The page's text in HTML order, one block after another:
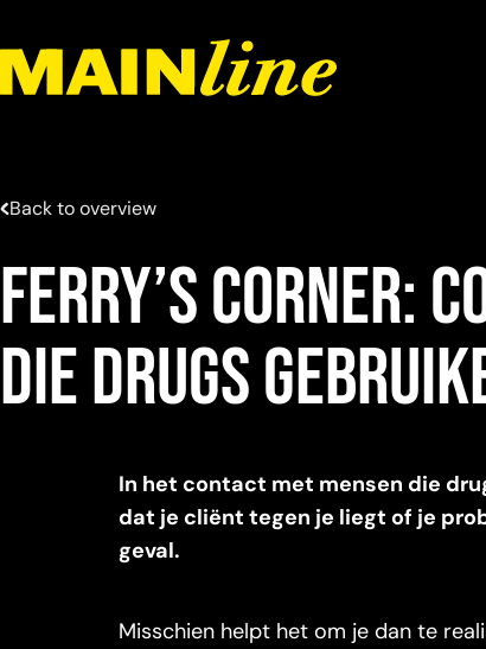
Back to overview
Ferry’s corner:
die drugs
In het contact met mensen die
dat je cliënt tegen je liegt of je
geval.
Misschien helpt het om je dan te